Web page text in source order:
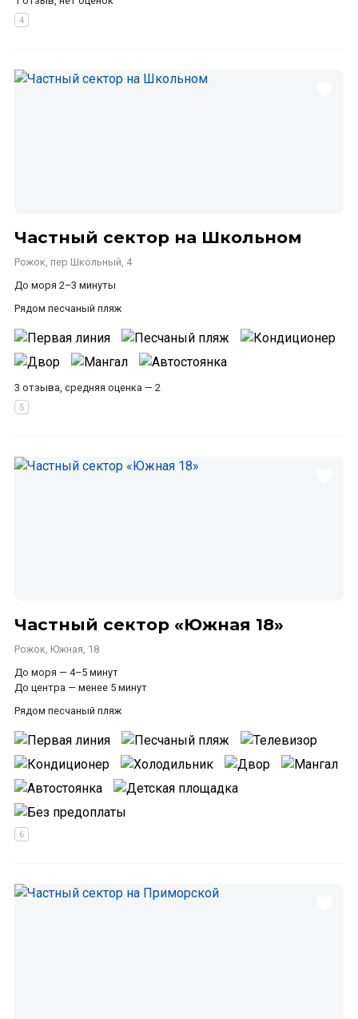
Частный сектор на Школьном
Рожок, пер Школьный, 4
До моря 2–3 минуты
Рядом песчаный пляж
3 отзыва, средняя оценка — 2
Частный сектор «Южная 18»
Рожок, Южная, 18
До моря — 4–5 минут
До центра — менее 5 минут
Рядом песчаный пляж